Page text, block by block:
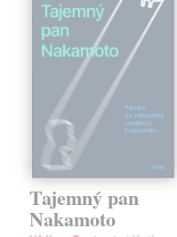
Tajemný pan
Nakamoto